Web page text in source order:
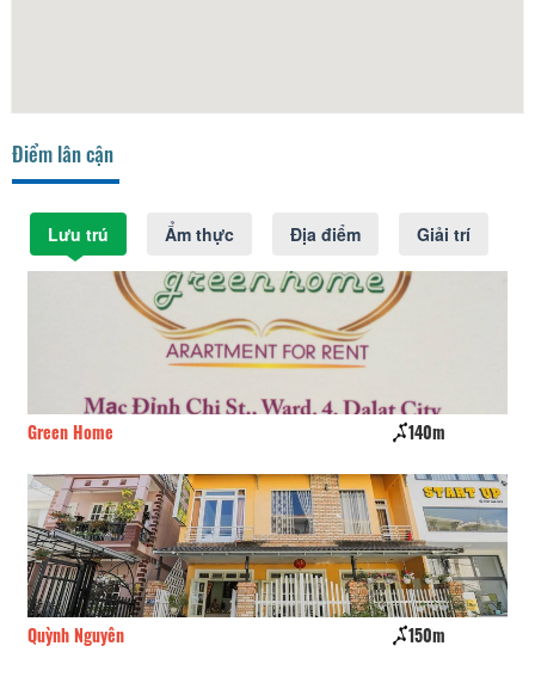
Điểm lân cận
Lưu trú Ẩm thực Địa điểm Giải trí
Green Home 140m
Quỳnh Nguyên 150m